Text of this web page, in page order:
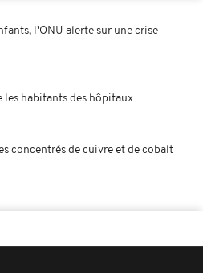
l'ONU alerte sur une crise
les habitants des hôpitaux
concentrés de cuivre et de cobalt